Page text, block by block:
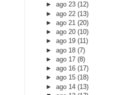
►ago 23(12)
►ago 22(13)
►ago 21(20)
►ago 20(10)
►ago 19(11)
►ago 18(7)
►ago 17(8)
►ago 16(17)
►ago 15(18)
►ago 14(13)